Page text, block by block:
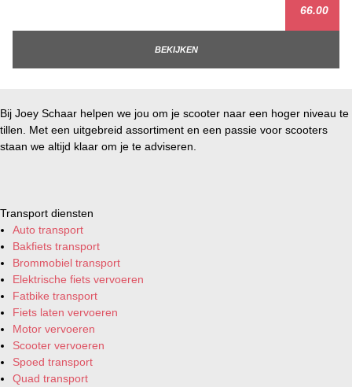
66.00
BEKIJKEN
Bij Joey Schaar helpen we jou om je scooter naar een hoger niveau te
tillen. Met een uitgebreid assortiment en een passie voor scooters
staan we altijd klaar om je te adviseren.
Transport diensten
Auto transport
Bakfiets transport
Brommobiel transport
Elektrische fiets vervoeren
Fatbike transport
Fiets laten vervoeren
Motor vervoeren
Scooter vervoeren
Spoed transport
Quad transport